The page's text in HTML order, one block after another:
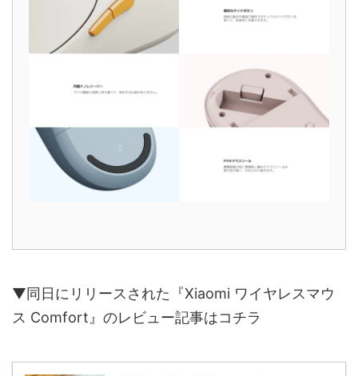
▼同日にリリースされた『Xiaomi ワイヤレスマウ
ス Comfort』のレビュー記事はコチラ